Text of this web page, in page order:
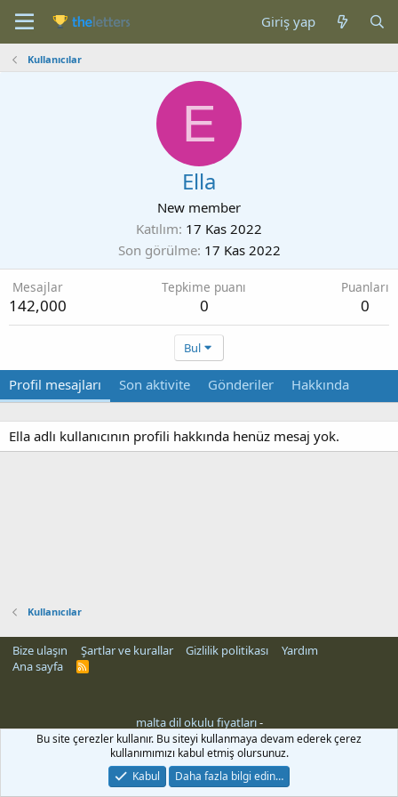
Giriş yap
Kullanıcılar
E
Ella
New member
Katılım 17 Kas 2022
Son görülme 17 Kas 2022
Mesajlar
142,000
Tepkime puanı
0
Puanları
0
Bul
Profil mesajları Son aktivite Gönderiler Hakkında
Ella adlı kullanıcının profili hakkında henüz mesaj yok.
Kullanıcılar
Bize ulaşın Şartlar ve kurallar Gizlilik politikası
Yardım
Ana sayfa
R
malta dil okulu fiyatları-
Bu site çerezler kullanır. Bu siteyi kullanmaya devam ederek çerez
kullanımımızı kabul etmiş olursunuz.
Kabul
Daha fazla bilgi edin…